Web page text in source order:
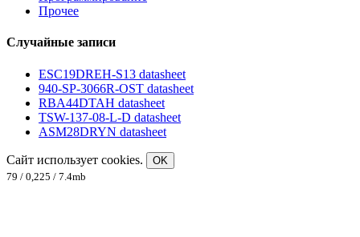
Прочее
Случайные записи
ESC19DREH-S13 datasheet
940-SP-3066R-OST datasheet
RBA44DTAH datasheet
TSW-137-08-L-D datasheet
ASM28DRYN datasheet
Сайт использует cookies.
OK
79 / 0,225 / 7.4mb